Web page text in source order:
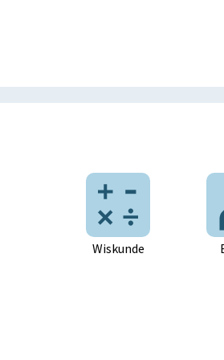
Wiskunde